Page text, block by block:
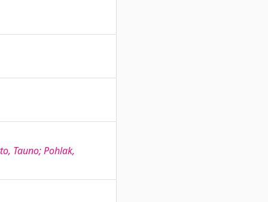
Tauno; Pohlak,